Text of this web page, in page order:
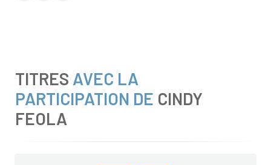
TITRES AVEC LA
PARTICIPATION DE CINDY
FEOLA